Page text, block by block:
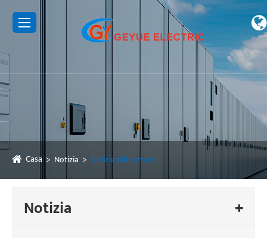
Casa Notizia Notizie del settore
Notizia